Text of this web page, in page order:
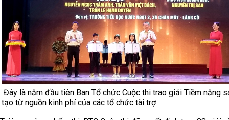
Đây là năm đầu tiên Ban Tổ chức Cuộc thi trao giải Tiềm năng
tạo từ nguồn kinh phí của các tổ chức tài trợ